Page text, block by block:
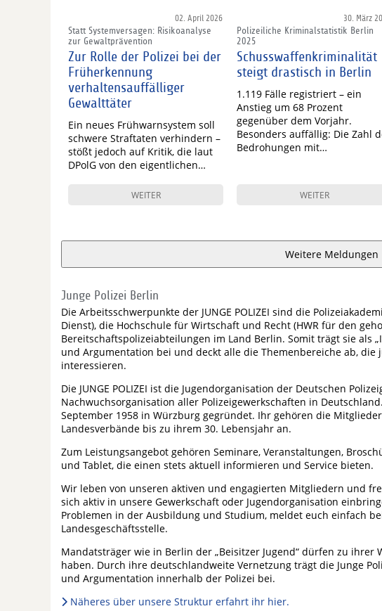
02. April 2026
Statt Systemversagen: Risikoanalyse
zur Gewaltprävention
Zur Rolle der Polizei bei der
Früherkennung
verhaltensauffälliger
Gewalttäter
Ein neues Frühwarnsystem soll
schwere Straftaten verhindern –
stößt jedoch auf Kritik, die laut
DPolG von den eigentlichen…
WEITER
30. März
Polizeiliche Kriminalstatistik Berlin
2025
Schusswaffenkriminalität
steigt drastisch in Berlin
1.119 Fälle registriert – ein
Anstieg um 68 Prozent
gegenüber dem Vorjahr.
Besonders auffällig: Die Zahl
Bedrohungen mit…
WEITER
Weitere Meldungen
Junge Polizei Berlin
Die Arbeitsschwerpunkte der JUNGE POLIZEI sind die
Dienst), die Hochschule für Wirtschaft und Recht (HWR für den
Bereitschaftspolizeiabteilungen im Land Berlin. Somit trägt sie als
und Argumentation bei und deckt alle die Themenbereiche ab, die
interessieren.
Die JUNGE POLIZEI ist die Jugendorganisation der Deutschen
Nachwuchsorganisation aller Polizeigewerkschaften in
September 1958 in Würzburg gegründet. Ihr gehören die
Landesverbände bis zu ihrem 30. Lebensjahr an.
Zum Leistungsangebot gehören Seminare, Veranstaltungen,
und Tablet, die einen stets aktuell informieren und Service bieten.
Wir leben von unseren aktiven und engagierten Mitgliedern und
sich aktiv in unsere Gewerkschaft oder Jugendorganisation
Problemen in der Ausbildung und Studium, meldet euch einfach
Landesgeschäftsstelle.
Mandatsträger wie in Berlin der „Beisitzer Jugend“ dürfen zu ihrer
haben. Durch ihre deutschlandweite Vernetzung trägt die Junge
und Argumentation innerhalb der Polizei bei.
Näheres über unsere Struktur erfahrt ihr hier.